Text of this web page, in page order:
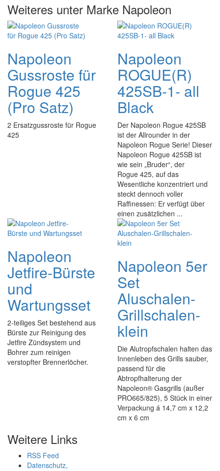
Weiteres unter Marke Napoleon
Napoleon
Gussroste für
Rogue 425
(Pro Satz)
2 Ersatzgussroste für Rogue
425
Napoleon
ROGUE(R)
425SB-1- all
Black
Der Napoleon Rogue 425SB
ist der Allrounder in der
Napoleon Rogue Serie! Dieser
Napoleon Rogue 425SB ist
wie sein „Bruder“, der
Rogue 425, auf das
Wesentliche konzentriert und
steckt dennoch voller
Raffinessen: Er verfügt über
einen zusätzlichen ...
Napoleon
Jetfire-Bürste
und
Wartungsset
2-teiliges Set bestehend aus
Bürste zur Reinigung des
Jetfire Zündsystem und
Bohrer zum reinigen
verstopfter Brennerlöcher.
Napoleon 5er
Set
Aluschalen-
Grillschalen-
klein
Die Alutropfschalen halten das
Innenleben des Grills sauber,
passend für die
Abtropfhalterung der
Napoleon® Gasgrills (außer
PRO665/825), 5 Stück in einer
Verpackung á 14,7 cm x 12,2
cm x 6 cm
Weitere Links
RSS Feed
Datenschutz,